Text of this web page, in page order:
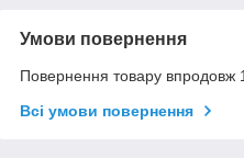
Умови повернення
Повернення товару впродовж
Всі умови повернення